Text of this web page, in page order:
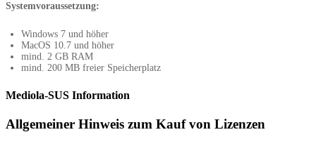
Systemvoraussetzung:
Windows 7 und höher
MacOS 10.7 und höher
mind. 2 GB RAM
mind. 200 MB freier Speicherplatz
Mediola-SUS Information
Allgemeiner Hinweis zum Kauf von Lizenzen